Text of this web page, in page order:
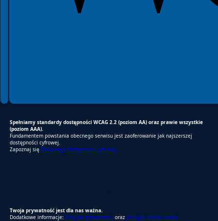
Spełniamy standardy dostępności WCAG 2.2 (poziom AA) oraz prawie wszystkie
(poziom AAA).
Fundamentem powstania obecnego serwisu jest zaoferowanie jak najszerszej
dostępności cyfrowej.
Zapoznaj się Deklaracją dostępności cyfrowej.
Twoja prywatność jest dla nas ważna.
Dodatkowe informacje: Polityka prywatności oraz Polityka plików cookie.